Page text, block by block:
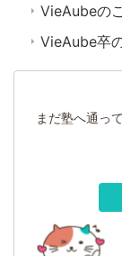
VieAubeの
VieAube卒
まだ塾へ通っ